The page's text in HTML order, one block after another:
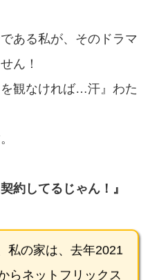
ある私が、そのドラマ
ん！
を観なければ…汗』わた
約してるじゃん！』
私の家は、去年2021
らネットフリックス